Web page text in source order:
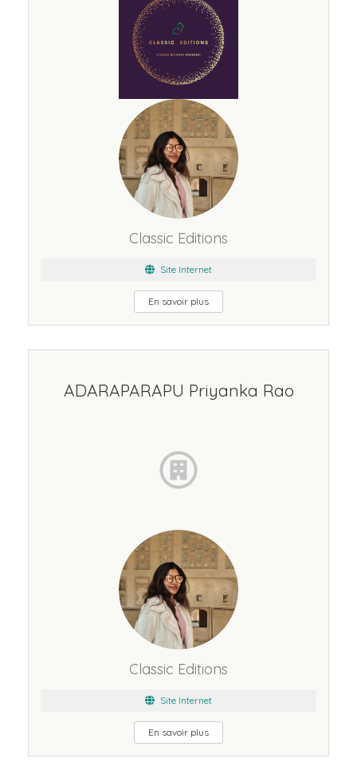
Classic Editions
Site Internet
En savoir plus
ADARAPARAPU Priyanka Rao
Classic Editions
Site Internet
En savoir plus